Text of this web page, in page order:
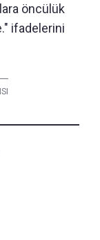
öncülük
ifadelerini